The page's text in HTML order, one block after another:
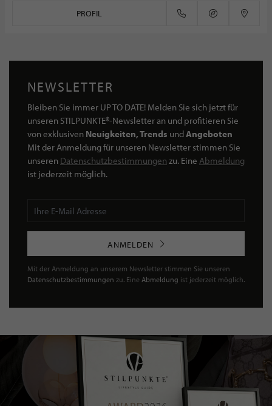
PROFIL
NEWSLETTER
Bleiben Sie immer UP TO DATE! Melden Sie sich jetzt für
unseren STILPUNKTE®-Newsletter an und profitieren Sie
von exklusiven Neuigkeiten, Trends undAngeboten
Mit der Anmeldung für unseren Newsletter stimmen Sie
unseren Datenschutzbestimmungen zu. Eine Abmeldung
ist jederzeit möglich.
ANMELDEN
Mit der Anmeldung an unserem Newsletter stimmen Sie unseren
Datenschutzbestimmungen zu. Eine Abmeldung ist jederzeit möglich.